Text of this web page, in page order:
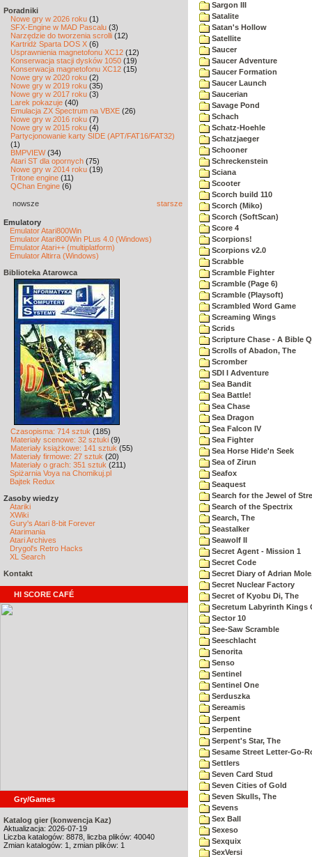
Poradniki
Nowe gry w 2026 roku (1)
SFX-Engine w MAD Pascalu (3)
Narzędzie do tworzenia scrolli (12)
Kartridż Sparta DOS X (6)
Usprawnienia magnetofonu XC12 (12)
Konserwacja stacji dysków 1050 (19)
Konserwacja magnetofonu XC12 (15)
Nowe gry w 2020 roku (2)
Nowe gry w 2019 roku (35)
Nowe gry w 2017 roku (3)
Larek pokazuje (40)
Emulacja ZX Spectrum na VBXE (26)
Nowe gry w 2016 roku (7)
Nowe gry w 2015 roku (4)
Partycjonowanie karty SIDE (APT/FAT16/FAT32)
(1)
BMPVIEW(34)
Atari ST dla opornych (75)
Nowe gry w 2014 roku (19)
Tritone engine (11)
QChan Engine (6)
nowsze starsze
Emulatory
Emulator Atari800Win
Emulator Atari800Win PLus 4.0 (Windows)
Emulator Atari++ (multiplatform)
Emulator Altirra (Windows)
Biblioteka Atarowca
Czasopisma: 714 sztuk (185)
Materiały scenowe: 32 sztuki (9)
Materiały książkowe: 141 sztuk (55)
Materiały firmowe: 27 sztuk (20)
Materiały o grach: 351 sztuk (211)
Spiżarnia Voya na Chomikuj.pl
Bajtek Redux
Zasoby wiedzy
Atariki
XWiki
Gury's Atari 8-bit Forever
Atarimania
Atari Archives
Drygol's Retro Hacks
XL Search
Kontakt
HI SCORE CAFÉ
Gry/Games
Katalog gier (konwencja Kaz)
Aktualizacja: 2026-07-19
Liczba katalogów: 8878, liczba plików: 40040
Zmian katalogów: 1, zmian plików: 1
Sargon III
Satalite
Satan's Hollow
Satellite
Saucer
Saucer Adventure
Saucer Formation
Saucer Launch
Saucerian
Savage Pond
Schach
Schatz-Hoehle
Schatzjaeger
Schooner
Schreckenstein
Sciana
Scooter
Scorch build 110
Scorch (Miko)
Scorch (SoftScan)
Score 4
Scorpions!
Scorpions v2.0
Scrabble
Scramble Fighter
Scramble (Page 6)
Scramble (Playsoft)
Scrambled Word Game
Screaming Wings
Scrids
Scripture Chase - A Bible
Scrolls of Abadon, The
Scromber
SDI I Adventure
Sea Bandit
Sea Battle!
Sea Chase
Sea Dragon
Sea Falcon IV
Sea Fighter
Sea Horse Hide'n Seek
Sea of Zirun
Seafox
Seaquest
Search for the Jewel of
Search of the Spectrix
Search, The
Seastalker
Seawolf II
Secret Agent - Mission 1
Secret Code
Secret Diary of Adrian
Secret Nuclear Factory
Secret of Kyobu Di, The
Secretum Labyrinth Kings
Sector 10
See-Saw Scramble
Seeschlacht
Senorita
Senso
Sentinel
Sentinel One
Serduszka
Sereamis
Serpent
Serpentine
Serpent's Star, The
Sesame Street Letter-Go-
Settlers
Seven Card Stud
Seven Cities of Gold
Seven Skulls, The
Sevens
Sex Ball
Sexeso
Sexquix
SexVersi